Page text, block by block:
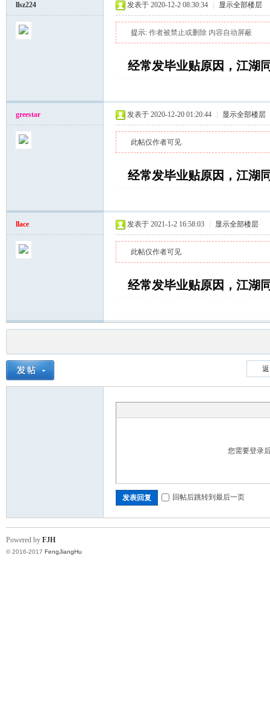
llsz224 发表于 2020-12-2 08:30:34 显示全部楼层
提示: 作者被禁止或删除 内容自动屏蔽
经常发毕业贴原因，江湖
greestar 发表于 2020-12-20 01:20:44 显示全部楼层
此帖仅作者可见
经常发毕业贴原因，江湖
llace 发表于 2021-1-2 16:58:03 显示全部楼层
此帖仅作者可见
经常发毕业贴原因，江湖
您需要登录
发表回复 回帖后跳转到最后一页
Powered by FJH
© 2016-2017 FengJiangHu